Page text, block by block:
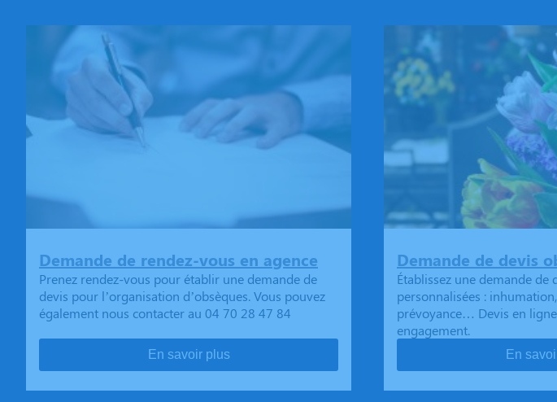
Demande de rendez-vous en agence
Prenez rendez-vous pour établir une demande de
devis pour l’organisation d’obsèques. Vous pouvez
également nous contacter au 04 70 28 47 84
En savoir plus
Demande de devis
Établissez une demande de
personnalisées :
prévoyance… Devis en
engagement.
En